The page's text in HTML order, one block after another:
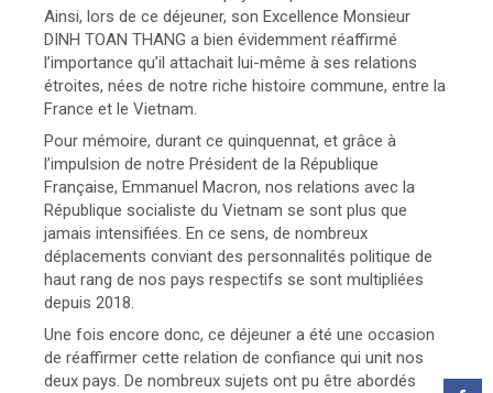
Ainsi, lors de ce déjeuner, son Excellence Monsieur
DINH TOAN THANG a bien évidemment réaffirmé
l’importance qu’il attachait lui-même à ses relations
étroites, nées de notre riche histoire commune, entre la
France et le Vietnam.
Pour mémoire, durant ce quinquennat, et grâce à
l’impulsion de notre Président de la République
Française, Emmanuel Macron, nos relations avec la
République socialiste du Vietnam se sont plus que
jamais intensifiées. En ce sens, de nombreux
déplacements conviant des personnalités politique de
haut rang de nos pays respectifs se sont multipliées
depuis 2018.
Une fois encore donc, ce déjeuner a été une occasion
de réaffirmer cette relation de confiance qui unit nos
deux pays. De nombreux sujets ont pu être abordés